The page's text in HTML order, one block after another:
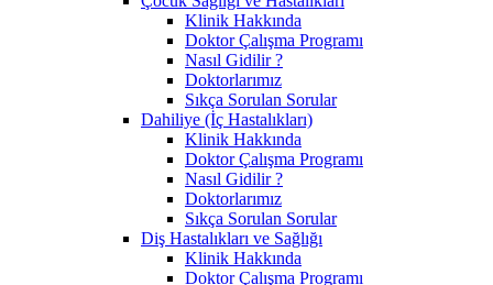
Klinik Hakkında
Doktor Çalışma Programı
Nasıl Gidilir ?
Doktorlarımız
Sıkça Sorulan Sorular
Dahiliye (İç Hastalıkları)
Klinik Hakkında
Doktor Çalışma Programı
Nasıl Gidilir ?
Doktorlarımız
Sıkça Sorulan Sorular
Diş Hastalıkları ve Sağlığı
Klinik Hakkında
Doktor Çalışma Programı